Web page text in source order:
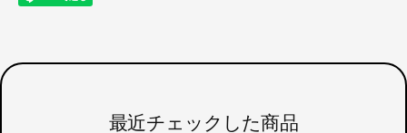
最近チェックした商品